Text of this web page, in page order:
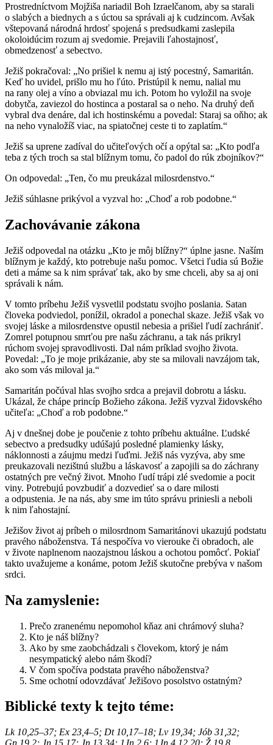
Prostredníctvom Mojžiša nariadil Boh Izraelčanom, aby sa starali
o slabých a biednych a s úctou sa správali aj k cudzincom. Avšak
vštepovaná národná hrdosť spojená s predsudkami zaslepila
okoloidúcim rozum aj svedomie. Prejavili ľahostajnosť,
obmedzenosť a sebectvo.
Ježiš pokračoval: „No prišiel k nemu aj istý pocestný, Samaritán.
Keď ho uvidel, prišlo mu ho ľúto. Pristúpil k nemu, nalial mu
na rany olej a víno a obviazal mu ich. Potom ho vyložil na svoje
dobytča, zaviezol do hostinca a postaral sa o neho. Na druhý deň
vybral dva denáre, dal ich hostinskému a povedal: Staraj sa oňho; ak
na neho vynaložíš viac, na spiatočnej ceste ti to zaplatím.“
Ježiš sa uprene zadíval do učiteľových očí a opýtal sa: „Kto podľa
teba z tých troch sa stal blížnym tomu, čo padol do rúk zbojníkov?“
On odpovedal: „Ten, čo mu preukázal milosrdenstvo.“
Ježiš súhlasne prikývol a vyzval ho: „Choď a rob podobne.“
Zachovávanie zákona
Ježiš odpovedal na otázku „Kto je môj blížny?“ úplne jasne. Naším
blížnym je každý, kto potrebuje našu pomoc. Všetci ľudia sú Božie
deti a máme sa k nim správať tak, ako by sme chceli, aby sa aj oni
správali k nám.
V tomto príbehu Ježiš vysvetlil podstatu svojho poslania. Satan
človeka podviedol, ponížil, okradol a ponechal skaze. Ježiš však vo
svojej láske a milosrdenstve opustil nebesia a prišiel ľudí zachrániť.
Zomrel potupnou smrťou pre našu záchranu, a tak nás prikryl
rúchom svojej spravodlivosti. Dal nám príklad svojho života.
Povedal: „To je moje prikázanie, aby ste sa milovali navzájom tak,
ako som vás miloval ja.“
Samaritán počúval hlas svojho srdca a prejavil dobrotu a lásku.
Ukázal, že chápe princíp Božieho zákona. Ježiš vyzval židovského
učiteľa: „Choď a rob podobne.“
Aj v dnešnej dobe je poučenie z tohto príbehu aktuálne. Ľudské
sebectvo a predsudky udúšajú posledné plamienky lásky,
náklonnosti a záujmu medzi ľuďmi. Ježiš nás vyzýva, aby sme
preukazovali nezištnú službu a láskavosť a zapojili sa do záchrany
ostatných pre večný život. Mnoho ľudí trápi zlé svedomie a pocit
viny. Potrebujú povzbudiť a dozvedieť sa o dare milosti
a odpustenia. Je na nás, aby sme im túto správu priniesli a neboli
k nim ľahostajní.
Ježišov život aj príbeh o milosrdnom Samaritánovi ukazujú podstatu
pravého náboženstva. Tá nespočíva vo vierouke či obradoch, ale
v živote naplnenom naozajstnou láskou a ochotou pomôcť. Pokiaľ
takto uvažujeme a konáme, potom Ježiš skutočne prebýva v našom
srdci.
Na zamyslenie:
Prečo zranenému nepomohol kňaz ani chrámový sluha?
Kto je náš blížny?
Ako by sme zaobchádzali s človekom, ktorý je nám
nesympatický alebo nám škodí?
V čom spočíva podstata pravého náboženstva?
Sme ochotní odovzdávať Ježišovo posolstvo ostatným?
Biblické texty k tejto téme:
Lk 10,25–37; Ex 23,4–5; Dt 10,17–18; Lv 19,34; Jób 31,32;